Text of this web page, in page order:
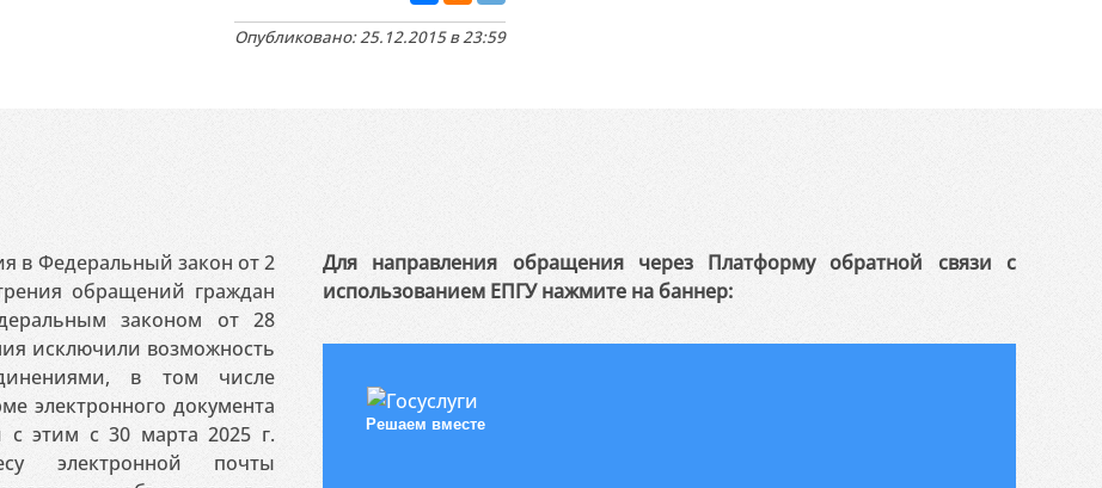
Опубликовано: 25.12.2015 в 23:59
в Федеральный закон от 2
обращений граждан
законом от 28
исключили возможность
в том числе
электронного документа
с этим с 30 марта 2025 г.
электронной почты
Для направления обращения через Платформу обратной связи с
использованием ЕПГУ нажмите на баннер:
Решаем вместе